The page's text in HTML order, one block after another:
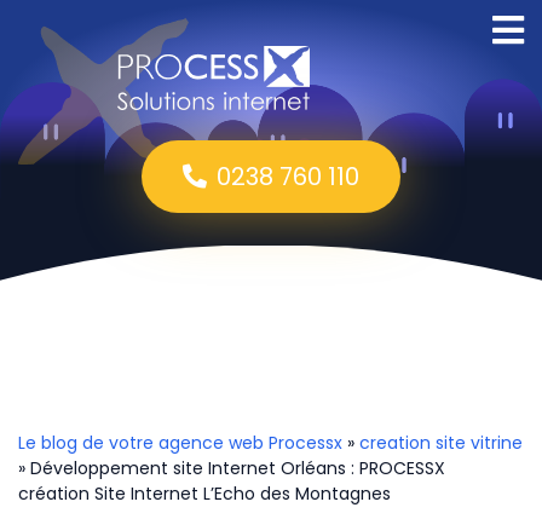
0238 760 110
Le blog de votre agence web Processx » creation site vitrine
» Développement site Internet Orléans : PROCESSX
création Site Internet L’Echo des Montagnes